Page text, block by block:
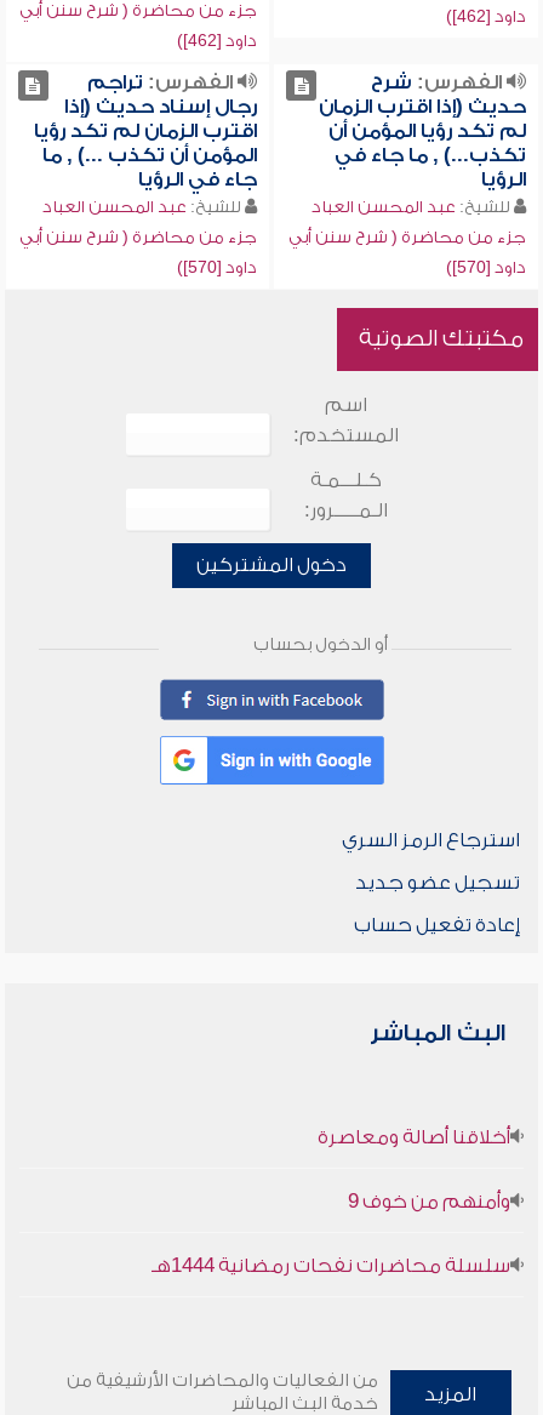
داود [462])
جزء من محاضرة ( شرح سنن أبي
داود [462])
الفهرس: شرح
حديث (إذا اقترب الزمان
لم تكد رؤيا المؤمن أن
تكذب...) , ما جاء في
الرؤيا
للشيخ: عبد المحسن العباد
جزء من محاضرة ( شرح سنن أبي
داود [570])
الفهرس: تراجم
رجال إسناد حديث (إذا
اقترب الزمان لم تكد رؤيا
المؤمن أن تكذب ...) , ما
جاء في الرؤيا
للشيخ: عبد المحسن العباد
جزء من محاضرة ( شرح سنن أبي
داود [570])
مكتبتك الصوتية
اسم
المستخدم:
كـلـــمـة
الـمـــــرور:
دخول المشتركين
أو الدخول بحساب
استرجاع الرمز السري
تسجيل عضو جديد
إعادة تفعيل حساب
البث المباشر
أخلاقنا أصالة ومعاصرة
وأمنهم من خوف 9
سلسلة محاضرات نفحات رمضانية 1444هـ
المزيد
من الفعاليات والمحاضرات الأرشيفية من
خدمة البث المباشر